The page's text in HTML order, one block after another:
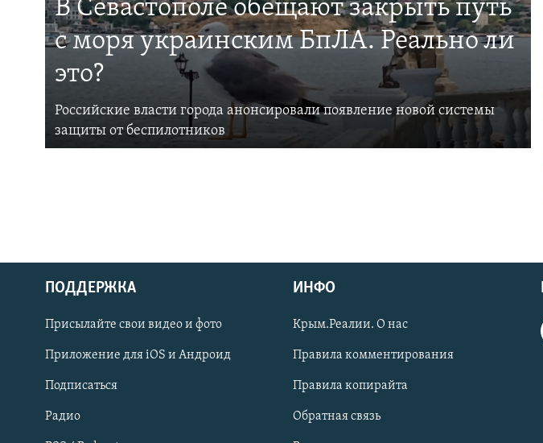
Українською
Qırımtatar
ПРИСОЕДИНЯЙТЕСЬ!
В Севастополе обещают закрыть путь
с моря украинским БпЛА. Реально ли
это?
Российские власти города анонсировали появление новой системы
защиты от беспилотников
ПОДДЕРЖКА
Присылайте свои видео и фото
Приложение для iOS и Андроид
Подписаться
Радио
ИНФО
Крым.Реалии. О нас
Правила комментирования
Правила копирайта
Обратная связь